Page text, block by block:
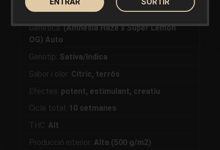
Genètica:(Amnesia Haze x Super Lemon
OG) Auto
Genotip: Sativa/Indica
Sabor i olor: Cítric, terrós
Efectes: potent, estimulant, creatiu
Cicle total: 10 setmanes
THC: Alt
Producció interior: Alta (500 g/m2)